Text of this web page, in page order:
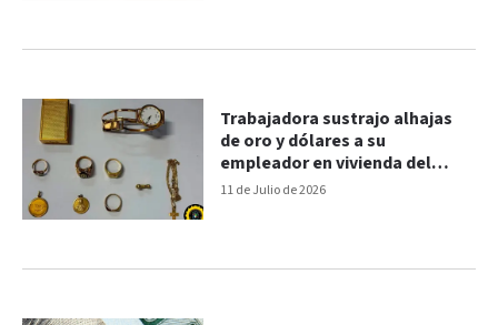
11 de Julio de 2026
Trabajadora sustrajo alhajas
de oro y dólares a su
empleador en vivienda del
centro de Paraná